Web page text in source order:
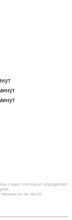
самостоятельно определяет
не несёт.